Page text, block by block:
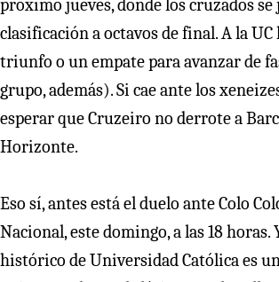
próximo jueves, donde los cruzados se
clasificación a octavos de final. A la
triunfo o un empate para avanzar de
grupo, además). Si cae ante los
esperar que Cruzeiro no derrote a
Horizonte.
Eso sí, antes está el duelo ante Colo
Nacional, este domingo, a las 18 horas.
histórico de Universidad Católica es